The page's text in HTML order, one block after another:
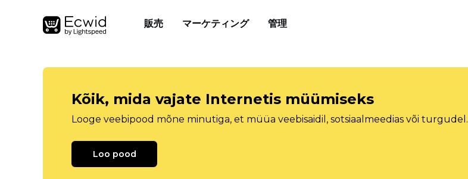
販売 マーケティング 管理
Kõik, mida vajate Internetis müümiseks
Looge veebipood mõne minutiga, et müüa veebisaidil, sotsiaalmeedias või turgudel.
Loo pood